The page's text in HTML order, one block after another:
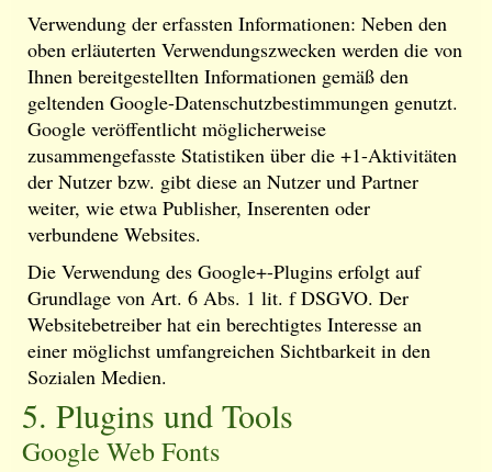
Verwendung der erfassten Informationen: Neben den
oben erläuterten Verwendungszwecken werden die von
Ihnen bereitgestellten Informationen gemäß den
geltenden Google-Datenschutzbestimmungen genutzt.
Google veröffentlicht möglicherweise
zusammengefasste Statistiken über die +1-Aktivitäten
der Nutzer bzw. gibt diese an Nutzer und Partner
weiter, wie etwa Publisher, Inserenten oder
verbundene Websites.
Die Verwendung des Google+-Plugins erfolgt auf
Grundlage von Art. 6 Abs. 1 lit. f DSGVO. Der
Websitebetreiber hat ein berechtigtes Interesse an
einer möglichst umfangreichen Sichtbarkeit in den
Sozialen Medien.
5. Plugins und Tools
Google Web Fonts